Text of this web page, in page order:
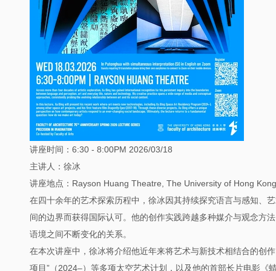
讲座时间：6:30 - 8:00PM 2026/03/18
主讲人：徐冰
讲座地点：Rayson Huang Theatre, The University of Hong Kong
在四十余年的艺术探索历程中，徐冰因其持续探究语言与感知、
间的边界而获得国际认可。他的创作实践跨越多种媒介与观念方
语境之间不断变化的关系。
在本次讲座中，徐冰将介绍他近年来将艺术与新技术相结合的创
项目”（2024–）等多项太空艺术计划，以及他的首部长片电影《